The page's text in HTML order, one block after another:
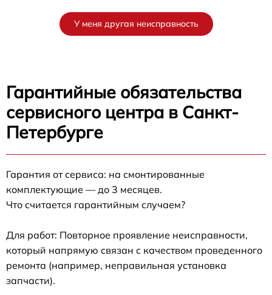
У меня другая неисправность
Гарантийные обязательства
сервисного центра в Санкт-
Петербурге
Гарантия от сервиса: на смонтированные
комплектующие — до 3 месяцев.
Что считается гарантийным случаем?
Для работ: Повторное проявление неисправности,
который напрямую связан с качеством проведенного
ремонта (например, неправильная установка
запчасти).